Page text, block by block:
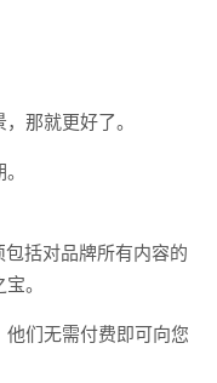
那就更好了。
括对品牌所有内容的
。
们无需付费即可向您